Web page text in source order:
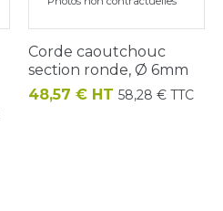
Corde caoutchouc
section ronde, Ø 6mm
Prix
48,57 € HT 58,28 € TTC